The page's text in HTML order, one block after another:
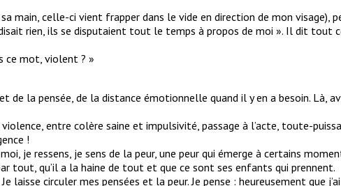
main, celle-ci vient frapper dans le vide en direction de mon visage),
rien, ils se disputaient tout le temps à propos de moi ». Il dit tout
ce mot, violent ? »
de la pensée, de la distance émotionnelle quand il y en a besoin. Là,
entre colère saine et impulsivité, passage à l’acte, toute-
!
je ressens, je sens de la peur, une peur qui émerge à certains
tout, qu’il a la haine de tout et que ce sont ses enfants qui prennent.
laisse circuler mes pensées et la peur. Je pense : heureusement que